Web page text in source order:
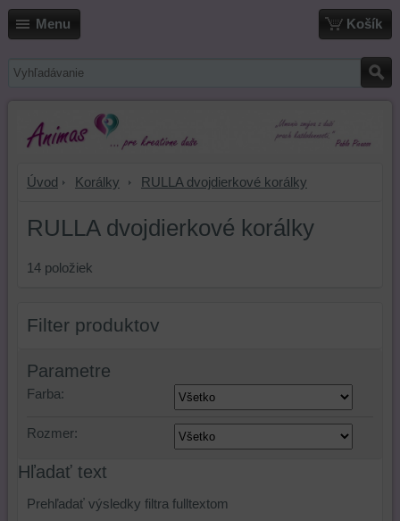
Menu Košík
Úvod Korálky RULLA dvojdierkové korálky
RULLA dvojdierkové korálky
14 položiek
Filter produktov
Parametre
Farba:
Rozmer:
Hľadať text
Prehľadať výsledky filtra fulltextom